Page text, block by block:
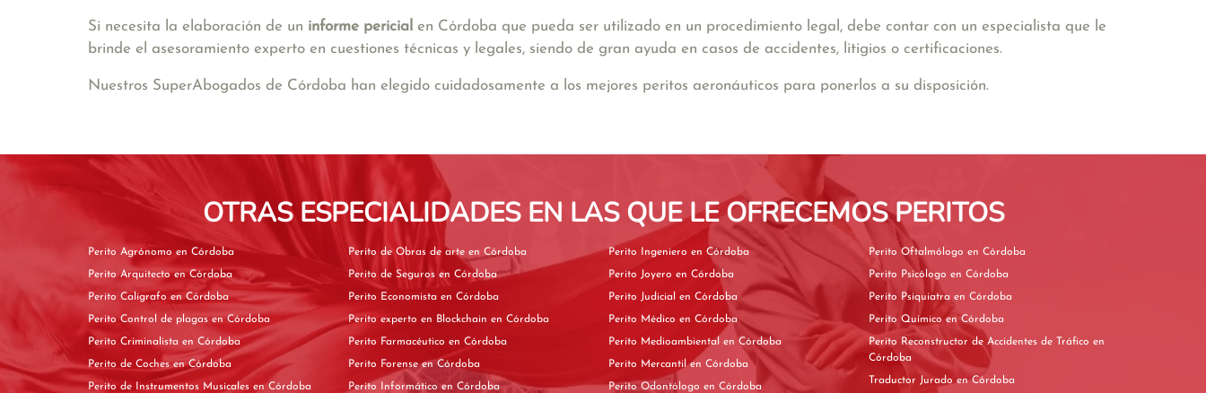
Si necesita la elaboración de un informe pericial en Córdoba que pueda ser utilizado en un procedimiento legal, debe contar con un especialista que le
brinde el asesoramiento experto en cuestiones técnicas y legales, siendo de gran ayuda en casos de accidentes, litigios o certificaciones.
Nuestros SuperAbogados de Córdoba han elegido cuidadosamente a los mejores peritos aeronáuticos para ponerlos a su disposición.
OTRAS ESPECIALIDADES EN LAS QUE LE OFRECEMOS PERITOS
Perito Agrónomo en Córdoba
Perito Arquitecto en Córdoba
Perito Calígrafo en Córdoba
Perito Control de plagas en Córdoba
Perito Criminalista en Córdoba
Perito de Coches en Córdoba
Perito de Instrumentos Musicales en Córdoba
Perito de Obras de arte en Córdoba
Perito de Seguros en Córdoba
Perito Economista en Córdoba
Perito experto en Blockchain en Córdoba
Perito Farmacéutico en Córdoba
Perito Forense en Córdoba
Perito Informático en Córdoba
Perito Ingeniero en Córdoba
Perito Joyero en Córdoba
Perito Judicial en Córdoba
Perito Médico en Córdoba
Perito Medioambiental en Córdoba
Perito Mercantil en Córdoba
Perito Odontólogo en Córdoba
Perito Oftalmólogo en Córdoba
Perito Psicólogo en Córdoba
Perito Psiquiatra en Córdoba
Perito Químico en Córdoba
Perito Reconstructor de Accidentes de Tráfico en
Córdoba
Traductor Jurado en Córdoba